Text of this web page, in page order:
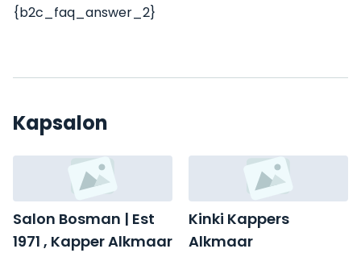
{b2c_faq_answer_2}
Kapsalon
Salon Bosman | Est
1971 , Kapper Alkmaar
Kinki Kappers
Alkmaar